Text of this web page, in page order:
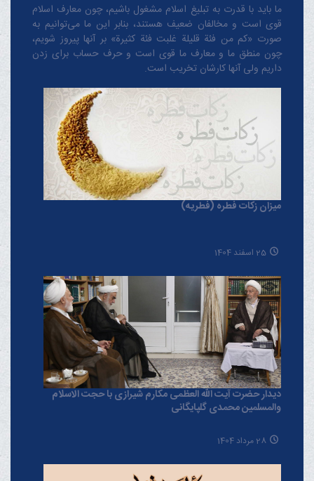
ما باید با قدرت به تبلیغ اسلام مشغول باشیم، چون معارف اسلام
قوی است و مخالفان ضعیف هستند، بنابر این ما می‌توانیم به
صورت «کم من فئة قلیلة غلبت فئة کثیرة» بر آنها پیروز شویم،
چون منطق‌ ما و معارف ‌ما قوی است و حرف حساب برای زدن
داریم ولی آنها کارشان تخریب است.
میزان زکات فطره (فطریه)
25 اسفند 1404
دیدار حضرت آیت الله العظمی مکارم شیرازی با حجت الاسلام
والمسلمین محمدی گلپایگانی
28 مرداد 1404